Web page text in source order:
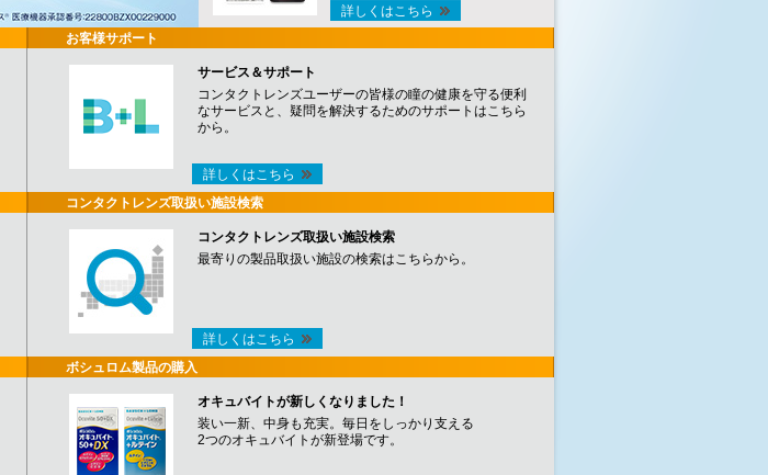
詳しくはこちら
お客様サポート
サービス＆サポート
コンタクトレンズユーザーの皆様の瞳の健康を守る便利
なサービスと、疑問を解決するためのサポートはこちら
から。
詳しくはこちら
コンタクトレンズ取扱い施設検索
コンタクトレンズ取扱い施設検索
最寄りの製品取扱い施設の検索はこちらから。
詳しくはこちら
ボシュロム製品の購入
オキュバイトが新しくなりました！
装い一新、中身も充実。毎日をしっかり支える
2つのオキュバイトが新登場です。